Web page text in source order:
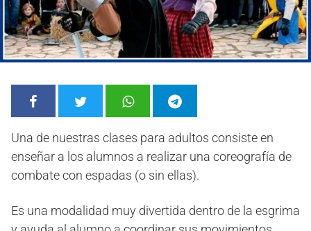
Una de nuestras clases para adultos consiste en
enseñar a los alumnos a realizar una coreografía de
combate con espadas (o sin ellas).
Es una modalidad muy divertida dentro de la esgrima